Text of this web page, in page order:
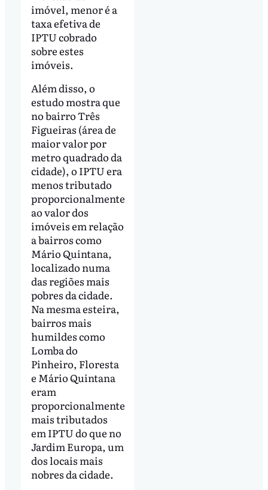
imóvel, menor é a
taxa efetiva de
IPTU cobrado
sobre estes
imóveis.
Além disso, o
estudo mostra que
no bairro Três
Figueiras (área de
maior valor por
metro quadrado da
cidade), o IPTU era
menos tributado
proporcionalmente
ao valor dos
imóveis em relação
a bairros como
Mário Quintana,
localizado numa
das regiões mais
pobres da cidade.
Na mesma esteira,
bairros mais
humildes como
Lomba do
Pinheiro, Floresta
e Mário Quintana
eram
proporcionalmente
mais tributados
em IPTU do que no
Jardim Europa, um
dos locais mais
nobres da cidade.